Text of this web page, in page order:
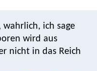
ich sage
wird aus
nicht in das Reich